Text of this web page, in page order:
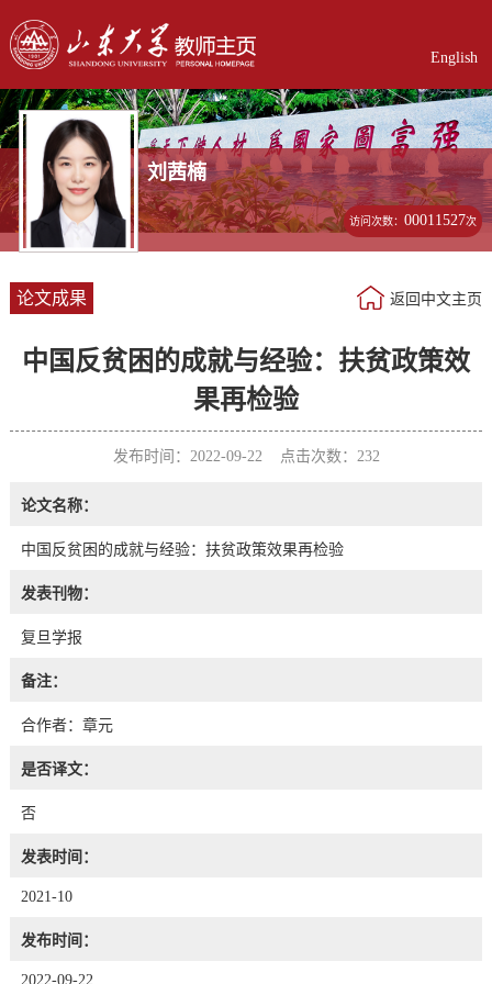
English
刘茜楠
访问次数：00011527次
论文成果 返回中文主页
中国反贫困的成就与经验：扶贫政策效
果再检验
发布时间：2022-09-22 点击次数： 232
论文名称：
中国反贫困的成就与经验：扶贫政策效果再检验
发表刊物：
复旦学报
备注：
合作者：章元
是否译文：
否
发表时间：
2021-10
发布时间：
2022-09-22